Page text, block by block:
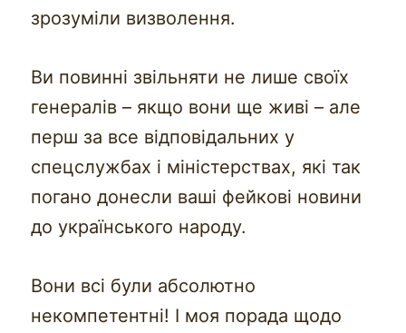
зрозуміли визволення.
Ви повинні звільняти не лише своїх
генералів – якщо вони ще живі – але
перш за все відповідальних у
спецслужбах і міністерствах, які так
погано донесли ваші фейкові новини
до українського народу.
Вони всі були абсолютно
некомпетентні! І моя порада щодо